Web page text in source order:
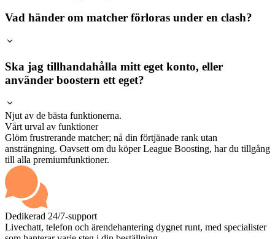
Vad händer om matcher förloras under en clash?
Ska jag tillhandahålla mitt eget konto, eller
använder boostern ett eget?
Njut av de bästa funktionerna.
Vårt urval av funktioner
Glöm frustrerande matcher; nå din förtjänade rank utan
ansträngning. Oavsett om du köper League Boosting, har du tillgång
till alla premiumfunktioner.
Dedikerad 24/7-support
Livechatt, telefon och ärendehantering dygnet runt, med specialister